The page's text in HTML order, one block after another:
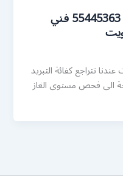
تصليح مكيف سيارة كاديلاك 55445363 فني
تتراجع كفائة التبريد
الى فحص مستوى الغاز